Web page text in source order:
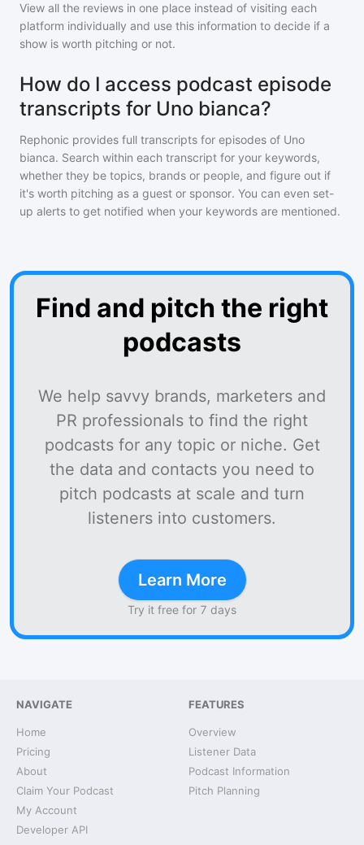
View all the reviews in one place instead of visiting each
platform individually and use this information to decide if a
show is worth pitching or not.
How do I access podcast episode
transcripts for Uno bianca?
Rephonic provides full transcripts for episodes of Uno
bianca. Search within each transcript for your keywords,
whether they be topics, brands or people, and figure out if
it's worth pitching as a guest or sponsor. You can even set-
up alerts to get notified when your keywords are mentioned.
Find and pitch the right
podcasts
We help savvy brands, marketers and
PR professionals to find the right
podcasts for any topic or niche. Get
the data and contacts you need to
pitch podcasts at scale and turn
listeners into customers.
Learn More
Try it free for 7 days
NAVIGATE
Home
Pricing
About
Claim Your Podcast
My Account
Developer API
FEATURES
Overview
Listener Data
Podcast Information
Pitch Planning